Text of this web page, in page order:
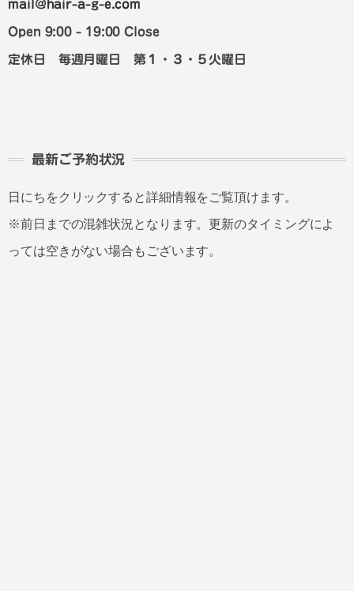
mail@hair-a-g-e.com
Open 9:00 - 19:00 Close
定休日 毎週月曜日 第１・３・５火曜日
最新ご予約状況
日にちをクリックすると詳細情報をご覧頂けます。
※前日までの混雑状況となります。更新のタイミングによ
っては空きがない場合もございます。